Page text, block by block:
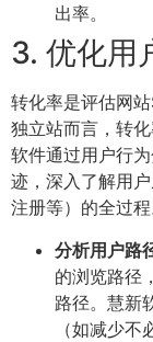
出率。
3. 优化用
转化率是评估网
独立站而言，转
软件通过用户行
迹，深入了解用
注册等）的全过程
分析用户路
的浏览路径
路径。慧新
（如减少